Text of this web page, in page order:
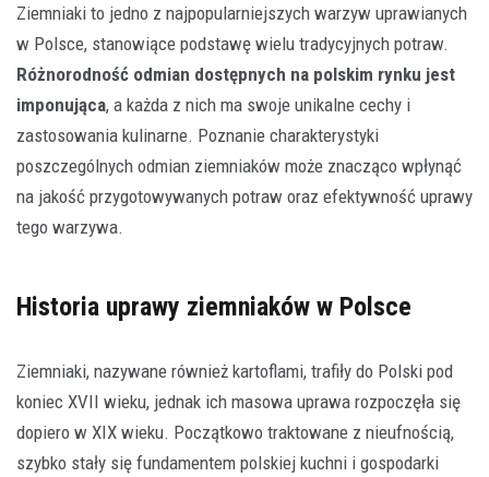
Ziemniaki to jedno z najpopularniejszych warzyw uprawianych
w Polsce, stanowiące podstawę wielu tradycyjnych potraw.
Różnorodność odmian dostępnych na polskim rynku jest
imponująca, a każda z nich ma swoje unikalne cechy i
zastosowania kulinarne. Poznanie charakterystyki
poszczególnych odmian ziemniaków może znacząco wpłynąć
na jakość przygotowywanych potraw oraz efektywność uprawy
tego warzywa.
Historia uprawy ziemniaków w Polsce
Ziemniaki, nazywane również kartoflami, trafiły do Polski pod
koniec XVII wieku, jednak ich masowa uprawa rozpoczęła się
dopiero w XIX wieku. Początkowo traktowane z nieufnością,
szybko stały się fundamentem polskiej kuchni i gospodarki